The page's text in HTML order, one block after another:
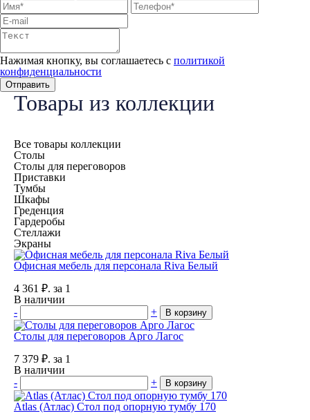
Нажимая кнопку, вы соглашаетесь с политикой
конфиденциальности
Товары из коллекции
Все товары коллекции
Столы
Столы для переговоров
Приставки
Тумбы
Шкафы
Греденция
Гардеробы
Стеллажи
Экраны
Офисная мебель для персонала Riva Белый
4 361 ₽. за 1
В наличии
-
+ В корзину
Столы для переговоров Арго Лагос
7 379 ₽. за 1
В наличии
-
+ В корзину
Atlas (Атлас) Стол под опорную тумбу 170